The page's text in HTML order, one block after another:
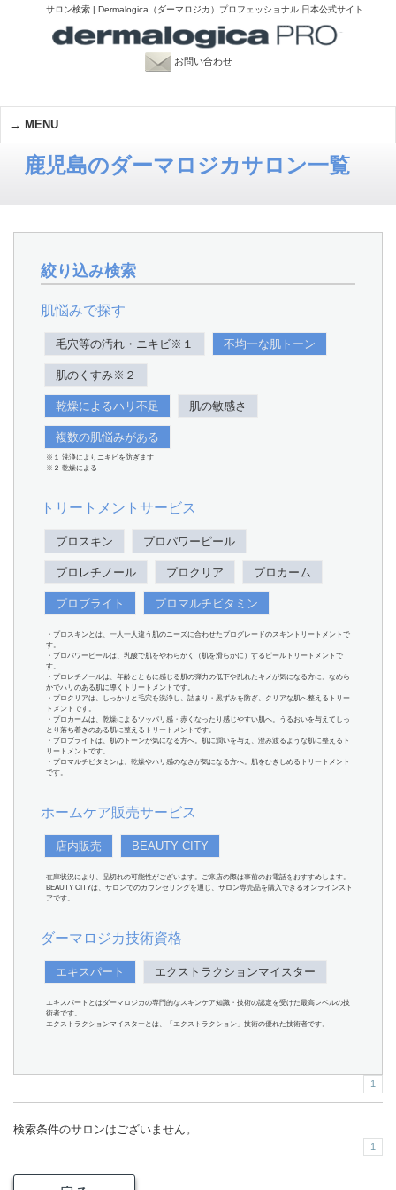
サロン検索 | Dermalogica（ダーマロジカ）プロフェッショナル 日本公式サイト
お問い合わせ
MENU
鹿児島のダーマロジカサロン一覧
絞り込み検索
肌悩みで探す
毛穴等の汚れ・ニキビ※１ 不均一な肌トーン
肌のくすみ※２
乾燥によるハリ不足 肌の敏感さ
複数の肌悩みがある
※１ 洗浄によりニキビを防ぎます
※２ 乾燥による
トリートメントサービス
プロスキン プロパワーピール
プロレチノール プロクリア プロカーム
プロブライト プロマルチビタミン
・プロスキンとは、一人一人違う肌のニーズに合わせたプログレードのスキントリートメントで
す。
・プロパワーピールは、乳酸で肌をやわらかく（肌を滑らかに）するピールトリートメントで
す。
・プロレチノールは、年齢とともに感じる肌の弾力の低下や乱れたキメが気になる方に。なめら
かでハリのある肌に導くトリートメントです。
・プロクリアは、しっかりと毛穴を洗浄し、詰まり・黒ずみを防ぎ、クリアな肌へ整えるトリー
トメントです。
・プロカームは、乾燥によるツッパリ感・赤くなったり感じやすい肌へ。うるおいを与えてしっ
とり落ち着きのある肌に整えるトリートメントです。
・プロブライトは、肌のトーンが気になる方へ。肌に潤いを与え、澄み渡るような肌に整えるト
リートメントです。
・プロマルチビタミンは、乾燥やハリ感のなさが気になる方へ。肌をひきしめるトリートメント
です。
ホームケア販売サービス
店内販売 BEAUTY CITY
在庫状況により、品切れの可能性がございます。ご来店の際は事前のお電話をおすすめします。
BEAUTY CITYは、サロンでのカウンセリングを通じ、サロン専売品を購入できるオンラインスト
アです。
ダーマロジカ技術資格
エキスパート エクストラクションマイスター
エキスパートとはダーマロジカの専門的なスキンケア知識・技術の認定を受けた最高レベルの技
術者です。
エクストラクションマイスターとは、「エクストラクション」技術の優れた技術者です。
1
検索条件のサロンはございません。
1